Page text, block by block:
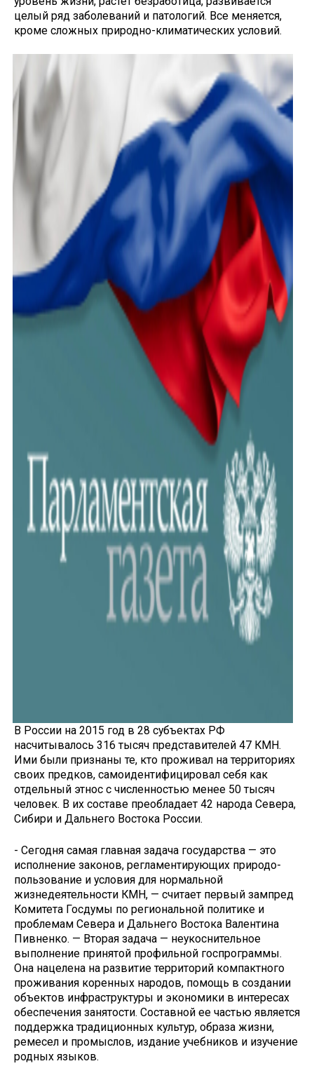
целый ряд заболеваний и патоло­гий. Все меняется,
кроме сложных природно-климатических условий.
В России на 2015 год в 28 субъ­ектах РФ
насчитывалось 316 тысяч представителей 47 КМН.
Ими бы­ли признаны те, кто проживал на территориях
своих предков, самоидентифицировал себя как
отдель­ный этнос с численностью менее 50 тысяч
человек. В их составе преоб­ладает 42 народа Севера,
Сибири и Дальнего Востока России.
- Сегодня самая главная задача государства — это
исполнение за­конов, регламентирующих природо­
пользование и условия для нормаль­ной
жизнедеятельности КМН, — счи­тает первый зампред
Комитета Гос­думы по региональной политике и
проблемам Севера и Дальнего Вос­тока Валентина
Пивненко. — Вторая задача — неукоснительное
выполне­ние принятой профильной госпрограммы.
Она нацелена на развитие территорий компактного
прожива­ния коренных народов, помощь в создании
объектов инфраструктуры и экономики в интересах
обеспече­ния занятости. Составной ее частью является
поддержка традиционных культур, образа жизни,
ремесел и промыслов, издание учебников и изучение
родных языков.